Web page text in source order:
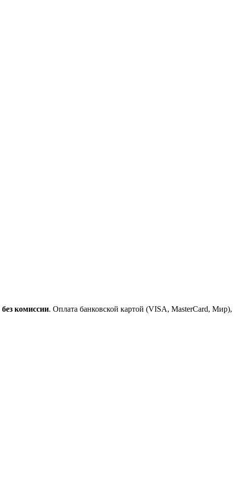
без комиссии. Оплата банковской картой (VISA, MasterCard, Мир),